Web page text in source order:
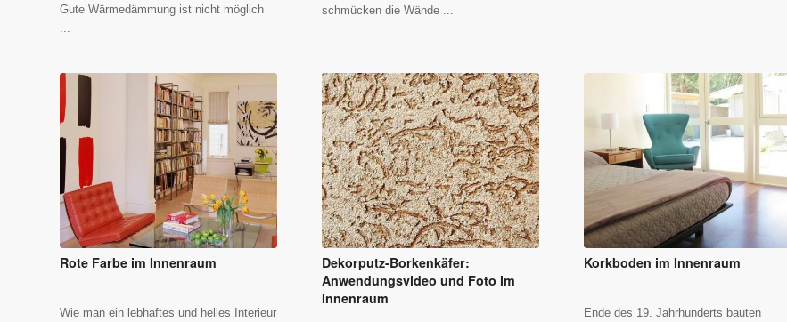
Gute Wärmedämmung ist nicht möglich
...
schmücken die Wände ...
Rote Farbe im Innenraum
Wie man ein lebhaftes und helles Interieur
Dekorputz-Borkenkäfer:
Anwendungsvideo und Foto im
Innenraum
Korkboden im Innenraum
Ende des 19. Jahrhunderts bauten